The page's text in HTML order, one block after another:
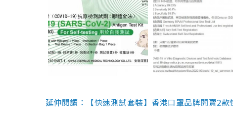
延伸閱讀：【快速測試套裝】香港口罩品牌開賣2